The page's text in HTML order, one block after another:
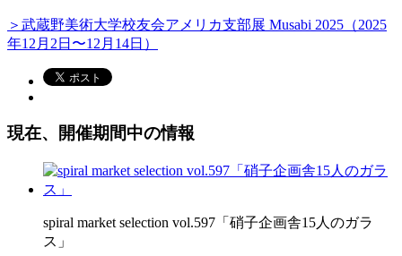
＞武蔵野美術大学校友会アメリカ支部展 Musabi 2025（2025
年12月2日〜12月14日）
現在、開催期間中の情報
spiral market selection vol.597「硝子企画舎15人のガラ
ス」